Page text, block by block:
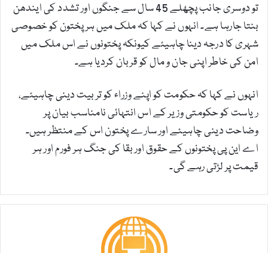
تو دوسری جانب پچھلے 45 سال سے جنگوں اور تشدد کی ایندھن
بنتا جارہا ہے۔ انہوں نے کہا کہ ملک میں ہر پختون کو خصوصی
شہری کا درجہ دینا چاہیئے کیونکہ پختونوں نے اس ملک میں
امن کی خاطر اپنی جان و مال کو قربان کردیا ہے۔
انہوں نے کہا کہ حکومت کو اپنے وزراء کو تربیت دینی چاہیئے،
ریاست کو حکومتی وزیر کے اس انتہائی نامناسب بیان پر
وضاحت دینی چاہیئے اور سارے پختون اس کے منتظر ہیں۔
اے این پی پختونوں کے حقوق اور بقا کی جنگ ہر فورم اور ہر
قیمت پر لڑتی رہے گی۔